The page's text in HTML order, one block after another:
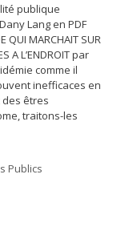
publique
Lang en PDF
MARCHAIT SUR
A L’ENDROIT par
comme il
inefficaces en
êtres
traitons-les
Publics